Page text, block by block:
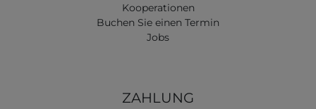
Kooperationen
Buchen Sie einen Termin
Jobs
ZAHLUNG